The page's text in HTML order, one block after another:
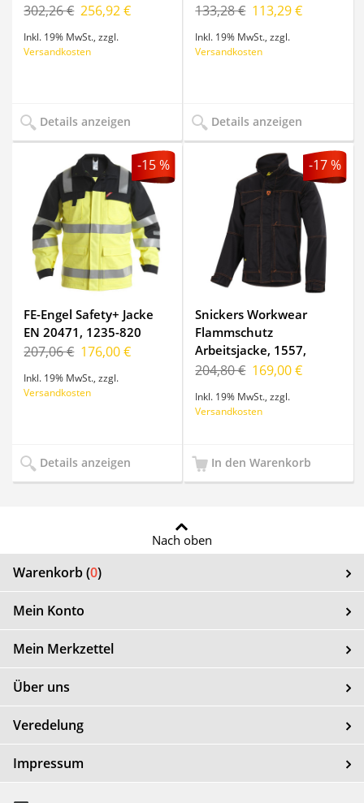
302,26 € 256,92 €
Inkl. 19% MwSt. ,zzgl.
Versandkosten
Details anzeigen
133,28 € 113,29 €
Inkl. 19% MwSt. ,zzgl.
Versandkosten
Details anzeigen
-15 %
FE-Engel Safety+ Jacke
EN 20471, 1235-820
207,06 € 176,00 €
Inkl. 19% MwSt. ,zzgl.
Versandkosten
Details anzeigen
-17 %
Snickers Workwear
Flammschutz
Arbeitsjacke, 1557,
Farbe Black, Größe XXL
204,80 € 169,00 €
Inkl. 19% MwSt.,zzgl.
Versandkosten
In den Warenkorb
Nach oben
Warenkorb (0)
Mein Konto
Mein Merkzettel
Über uns
Veredelung
Impressum